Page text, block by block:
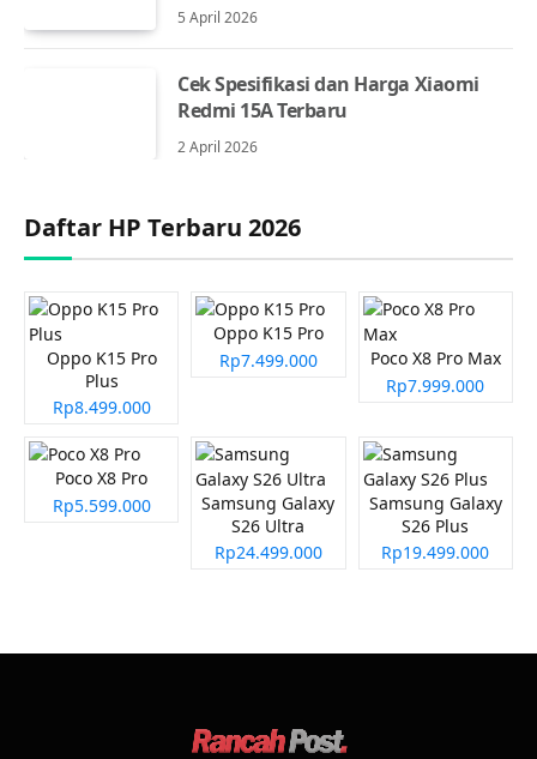
5 April 2026
Cek Spesifikasi dan Harga Xiaomi
Redmi 15A Terbaru
2 April 2026
Daftar HP Terbaru 2026
Oppo K15 Pro
Plus
Rp8.499.000
Oppo K15 Pro
Rp7.499.000
Poco X8 Pro Max
Rp7.999.000
Poco X8 Pro
Rp5.599.000
Samsung Galaxy
S26 Ultra
Rp24.499.000
Samsung Galaxy
S26 Plus
Rp19.499.000